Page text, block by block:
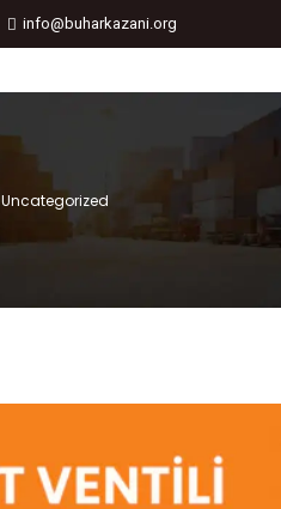
info@buharkazani.org
Uncategorized